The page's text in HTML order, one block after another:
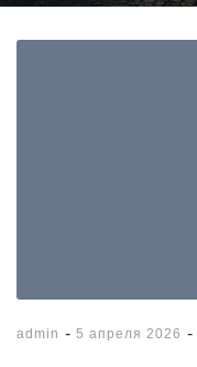
admin - 5 апреля 2026 -